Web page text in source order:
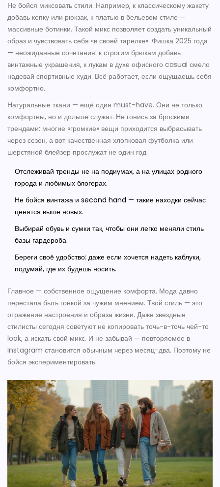
Не бойся миксовать стили. Например, к классическому жакету
добавь кепку или рюкзак, к платью в бельевом стиле —
массивные ботинки. Такой микс позволяет создать уникальный
образ и чувствовать себя «в своей тарелке». Фишка 2025 года
— неожиданные сочетания: к строгим брюкам добавь
винтажные украшения, к лукам в духе офисного casual смело
надевай спортивные худи. Всё работает, если ощущаешь себя
комфортно.
Натуральные ткани — ещё один must-have. Они не только
комфортны, но и дольше служат. Не гонись за броскими
трендами: многие «громкие» вещи приходится выбрасывать
через сезон, а вот качественная хлопковая футболка или
шерстяной блейзер прослужат не один год.
Отслеживай тренды не на подиумах, а на улицах родного
города и любимых блогерах.
Не бойся винтажа и second hand — такие находки сейчас
ценятся выше новых.
Выбирай обувь и сумки так, чтобы они легко меняли стиль
базы гардероба.
Береги своё удобство: даже если хочется надеть каблуки,
подумай, где их будешь носить.
Главное — собственное ощущение комфорта. Мода давно
перестала быть гонкой за чужим мнением. Твой стиль — это
отражение настроения и образа жизни. Даже звездные
стилисты сегодня советуют не копировать точь-в-точь чей-то
look, а искать свой микс. И не забывай — повторяемое в
Instagram становится обычным через месяц-два. Поэтому не
бойся экспериментировать.